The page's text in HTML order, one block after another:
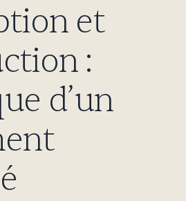
et
:
d’un